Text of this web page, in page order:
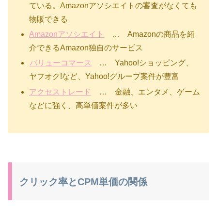
ている。Amazonアソシエイトの審査がなくても
物販できる
Amazonアソシエイト
… Amazonの商品を紹
介できるAmazon独自のサービス
バリューコマース
… Yahoo!ショッピング、
ヤフオク!など、Yahoo!グループ案件が豊富
アクセストレード
… 金融、エンタメ、ゲーム
などに強く、高単価案件が多い
クリック率とCPM単価の関係